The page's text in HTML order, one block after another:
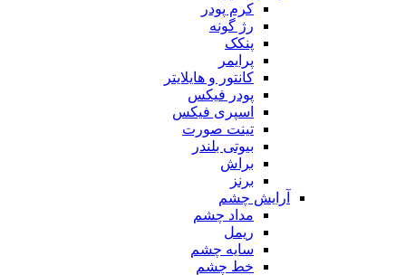
کرم پودر
رژ گونه
پنکک
پرایمر
کانتور و هایلایتر
پودر فیکس
اسپری فیکس
تینت صورت
بیوتی بلندر
براش
برنز
آرایش چشم
مداد چشم
ریمل
سایه چشم
خط چشم